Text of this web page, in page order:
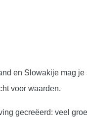
en Slowakije mag
voor waarden.
gecreëerd: veel